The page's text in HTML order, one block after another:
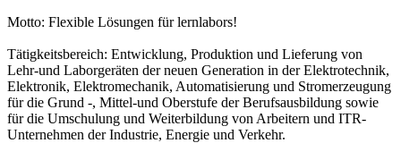
Motto: Flexible Lösungen für lernlabors!
Tätigkeitsbereich: Entwicklung, Produktion und Lieferung von
Lehr-und Laborgeräten der neuen Generation in der Elektrotechnik,
Elektronik, Elektromechanik, Automatisierung und Stromerzeugung
für die Grund -, Mittel-und Oberstufe der Berufsausbildung sowie
für die Umschulung und Weiterbildung von Arbeitern und ITR-
Unternehmen der Industrie, Energie und Verkehr.